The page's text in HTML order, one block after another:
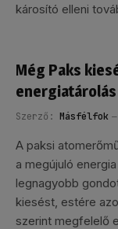
károsító elleni
Még Paks
energiatárolás
Szerző: Másfélfok
A paksi
a megújuló
legnagyobb
kiesést, estére
szerint megfelelő